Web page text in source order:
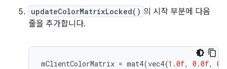
updateColorMatrixLocked() 의 시작 부분에 다음
줄을 추가합니다.
mClientColorMatrix = mat4(vec4{1.0f, 0.0f,